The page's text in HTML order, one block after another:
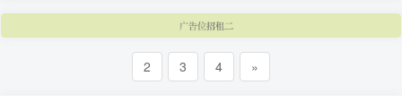
义和目的,然后详细阐述了砍价的具体流程和
实施方法,最后给出了一个具体的案例来说明
该方案的实际应用。关键词:砍价……
2 3 4 »